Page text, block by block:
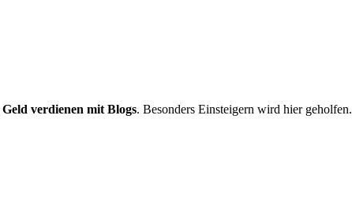
Geld verdienen mit Blogs. Besonders Einsteigern wird hier geholfen.